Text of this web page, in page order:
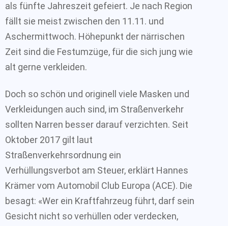
als fünfte Jahreszeit gefeiert. Je nach Region
fällt sie meist zwischen den 11.11. und
Aschermittwoch. Höhepunkt der närrischen
Zeit sind die Festumzüge, für die sich jung wie
alt gerne verkleiden.
Doch so schön und originell viele Masken und
Verkleidungen auch sind, im Straßenverkehr
sollten Narren besser darauf verzichten. Seit
Oktober 2017 gilt laut
Straßenverkehrsordnung ein
Verhüllungsverbot am Steuer, erklärt Hannes
Krämer vom Automobil Club Europa (ACE). Die
besagt: «Wer ein Kraftfahrzeug führt, darf sein
Gesicht nicht so verhüllen oder verdecken,